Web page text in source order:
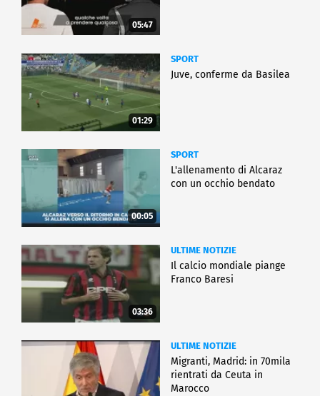
05:47
01:29
SPORT
Juve, conferme da Basilea
00:05
SPORT
L'allenamento di Alcaraz
con un occhio bendato
03:36
ULTIME NOTIZIE
Il calcio mondiale piange
Franco Baresi
ULTIME NOTIZIE
Migranti, Madrid: in 70mila
rientrati da Ceuta in
Marocco